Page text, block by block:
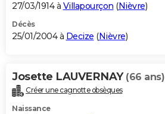
27/03/1914 à Villapourçon (Nièvre)
Décès
25/01/2004 à Decize (Nièvre)
Josette LAUVERNAY (66 ans)
Créer une cagnotte obsèques
Naissance